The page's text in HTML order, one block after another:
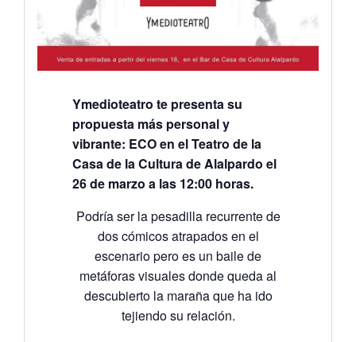
Ymedioteatro te presenta su
propuesta más personal y
vibrante: ECO en el Teatro de la
Casa de la Cultura de Alalpardo el
26 de marzo a las 12:00 horas.
Podría ser la pesadilla recurrente de
dos cómicos atrapados en el
escenario pero es un baile de
metáforas visuales donde queda al
descubierto la maraña que ha ido
tejiendo su relación.